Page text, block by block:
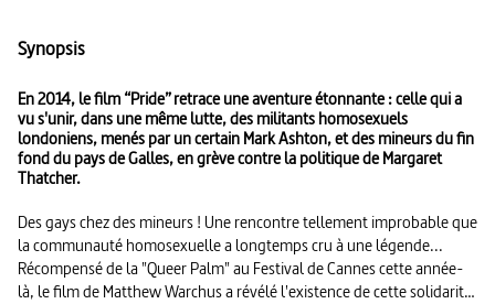
Synopsis
En 2014, le film “Pride” retrace une aventure étonnante : celle qui a
vu s'unir, dans une même lutte, des militants homosexuels
londoniens, menés par un certain Mark Ashton, et des mineurs du fin
fond du pays de Galles, en grève contre la politique de Margaret
Thatcher.
Des gays chez des mineurs ! Une rencontre tellement improbable que
la communauté homosexuelle a longtemps cru à une légende...
Récompensé de la "Queer Palm" au Festival de Cannes cette année-
là, le film de Matthew Warchus a révélé l'existence de cette solidarité